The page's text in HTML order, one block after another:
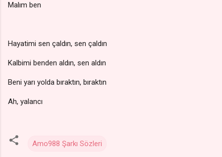
Malım ben
Hayatimi sen çaldın, sen çaldın
Kalbimi benden aldın, sen aldın
Beni yarı yolda bıraktın, bıraktın
Ah, yalancı
Amo988 Şarkı Sözleri